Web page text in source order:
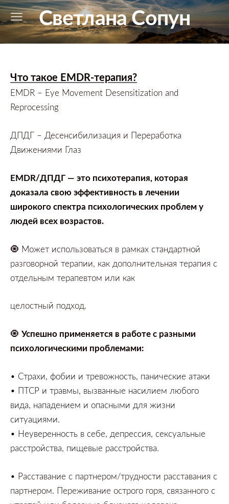
Светлана Сопун
Что такое EMDR-терапия?
EMDR – Eye Movement Desensitization and
Reprocessing
ДПДГ – Десенсибилизация и Переработка
Движениями Глаз
EMDR/ДПДГ — это психотерапия, которая
доказала свою эффективность в лечении
широкого спектра психологических проблем у
людей всех возрастов.
🧿 Может использоваться в рамках стандартной
разговорной терапии, как дополнительная терапия с
отдельным терапевтом или как
целостный подход.
🧿 Успешно применяется в работе с разными
психологическими проблемами:
• Страхи, фобии и тревожность, панические атаки
• ПТСР и травмы, вызванные насилием любого
вида, нападением и опасными для жизни
ситуациями.
• Неуверенность в себе, депрессия, сексуальные
расстройства, пищевые расстройства.
• Расставание с партнером/трудности расставания с
партнером. Переживание острого горя, связанного с